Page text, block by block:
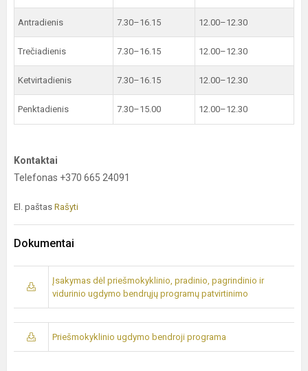
Antradienis 7.30–16.15 12.00–12.30
Trečiadienis 7.30–16.15 12.00–12.30
Ketvirtadienis 7.30–16.15 12.00–12.30
Penktadienis 7.30–15.00 12.00–12.30
Kontaktai
Telefonas +370 665 24091
El. paštas Rašyti
Dokumentai
Įsakymas dėl priešmokyklinio, pradinio, pagrindinio ir
vidurinio ugdymo bendrųjų programų patvirtinimo
Priešmokyklinio ugdymo bendroji programa